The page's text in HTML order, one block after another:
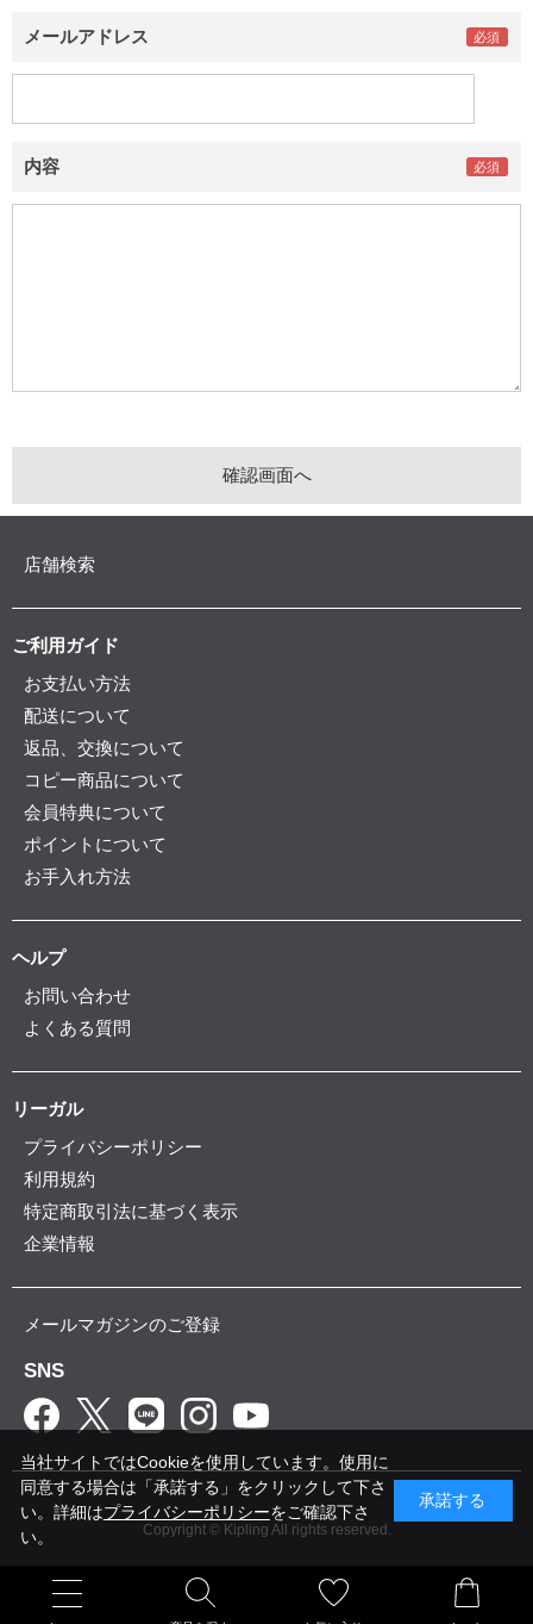
メールアドレス
内容
店舗検索
ご利用ガイド
お支払い方法
配送について
返品、交換について
コピー商品について
会員特典について
ポイントについて
お手入れ方法
ヘルプ
お問い合わせ
よくある質問
リーガル
プライバシーポリシー
利用規約
特定商取引法に基づく表示
企業情報
メールマガジンのご登録
SNS
Copyright © Kipling All rights reserved.
当社サイトではCookieを使用しています。使用に
同意する場合は「承諾する」をクリックして下さ
い。詳細はプライバシーポリシーをご確認下さ
い。
承諾する